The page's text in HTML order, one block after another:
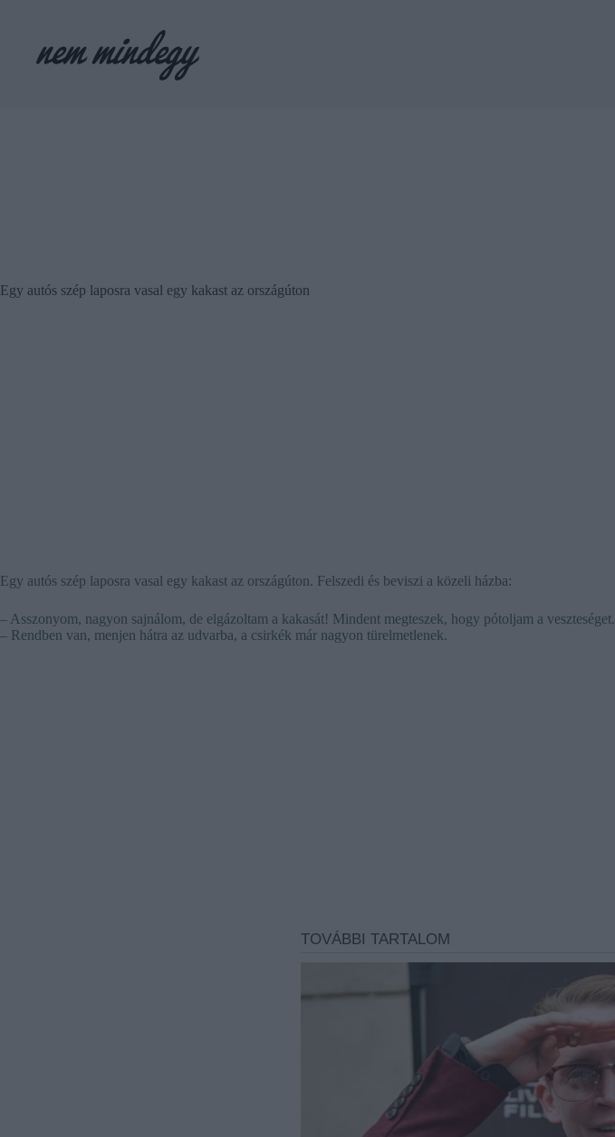
Egy autós szép laposra vasal egy kakast az országúton
Egy autós szép laposra vasal egy kakast az országúton. Felszedi és beviszi a közeli házba:
– Asszonyom, nagyon sajnálom, de elgázoltam a kakasát! Mindent megteszek, hogy pótoljam a veszteséget.
– Rendben van, menjen hátra az udvarba, a csirkék már nagyon türelmetlenek.